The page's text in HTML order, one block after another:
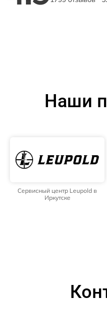
Наши
Сервисный центр Leupold в
Иркутске